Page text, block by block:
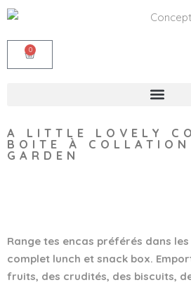
0
A LITTLE LOVELY
BOITE À
GARDEN
Range tes encas préférés dans
complet lunch et snack box.
fruits, des crudités, des biscuits,